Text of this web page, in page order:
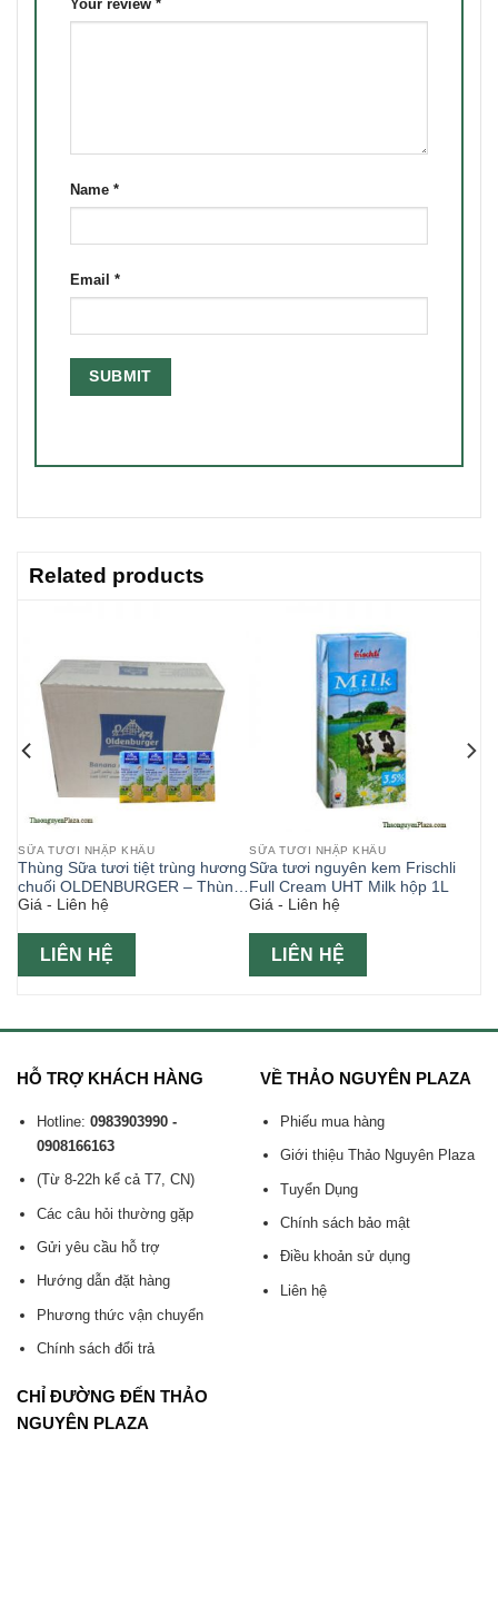
Your review *
Name *
Email *
Related products
SỮA TƯƠI NHẬP KHẨU
Thùng Sữa tươi tiệt trùng hương
chuối OLDENBURGER – Thùng
6 lốc 4 x 200ml ( Sữa tươi ngoại)
Giá - Liên hệ
LIÊN HỆ
SỮA TƯƠI NHẬP KHẨU
Sữa tươi nguyên kem Frischli
Full Cream UHT Milk hộp 1L
Giá - Liên hệ
LIÊN HỆ
HỖ TRỢ KHÁCH HÀNG
Hotline: 0983903990 -
0908166163
(Từ 8-22h kể cả T7, CN)
Các câu hỏi thường gặp
Gửi yêu cầu hỗ trợ
Hướng dẫn đặt hàng
Phương thức vận chuyển
Chính sách đổi trả
VỀ THẢO NGUYÊN PLAZA
Phiếu mua hàng
Giới thiệu Thảo Nguyên Plaza
Tuyển Dụng
Chính sách bảo mật
Điều khoản sử dụng
Liên hệ
CHỈ ĐƯỜNG ĐẾN THẢO
NGUYÊN PLAZA